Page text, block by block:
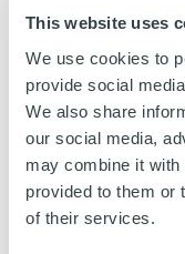
This website uses
We use cookies to
provide social
We also share
our social media,
may combine it with
provided to them or
of their services.
passé 9 ans
structures de
passé 5 ans
immobilier basé
directeur des
de capital, avec
l'activité des